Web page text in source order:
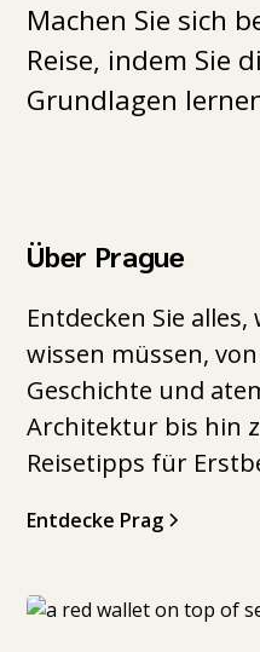
Machen Sie sich
Reise, indem Sie
Grundlagen
Über Prague
Entdecken Sie
wissen müssen,
Geschichte und
Architektur bis hin
Reisetipps für
Entdecke Prag